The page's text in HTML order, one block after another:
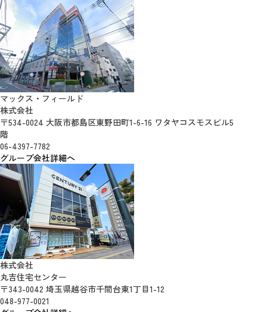
マックス・フィールド
株式会社
〒534-0024 大阪市都島区東野田町1-6-16 ワタヤコスモスビル5
階
06-4397-7782
グループ会社詳細へ
株式会社
丸吉住宅センター
〒343-0042 埼玉県越谷市千間台東1丁目1-12
048-977-0021